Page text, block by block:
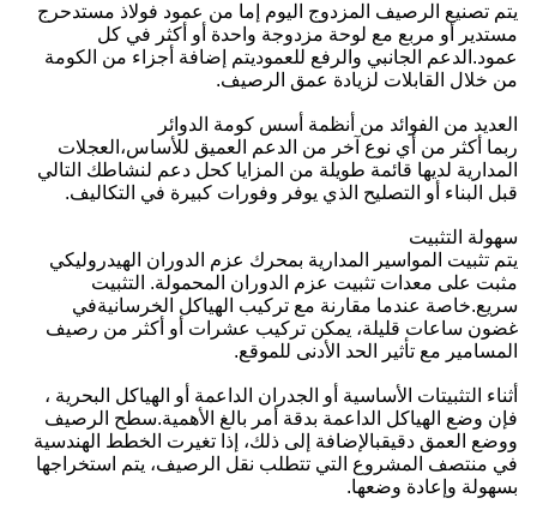
يتم تصنيع الرصيف المزدوج اليوم إما من عمود فولاذ مستدحرج
مستدير أو مربع مع لوحة مزدوجة واحدة أو أكثر في كل
عمود.الدعم الجانبي والرفع للعموديتم إضافة أجزاء من الكومة
من خلال القابلات لزيادة عمق الرصيف.
العديد من الفوائد من أنظمة أسس كومة الدوائر
ربما أكثر من أي نوع آخر من الدعم العميق للأساس،العجلات
المدارية لديها قائمة طويلة من المزايا كحل دعم لنشاطك التالي
قبل البناء أو التصليح الذي يوفر وفورات كبيرة في التكاليف.
سهولة التثبيت
يتم تثبيت المواسير المدارية بمحرك عزم الدوران الهيدروليكي
مثبت على معدات تثبيت عزم الدوران المحمولة. التثبيت
سريع.خاصة عندما مقارنة مع تركيب الهياكل الخرسانيةفي
غضون ساعات قليلة، يمكن تركيب عشرات أو أكثر من رصيف
المسامير مع تأثير الحد الأدنى للموقع.
أثناء التثبيتات الأساسية أو الجدران الداعمة أو الهياكل البحرية ،
فإن وضع الهياكل الداعمة بدقة أمر بالغ الأهمية.سطح الرصيف
ووضع العمق دقيقبالإضافة إلى ذلك، إذا تغيرت الخطط الهندسية
في منتصف المشروع التي تتطلب نقل الرصيف، يتم استخراجها
بسهولة وإعادة وضعها.